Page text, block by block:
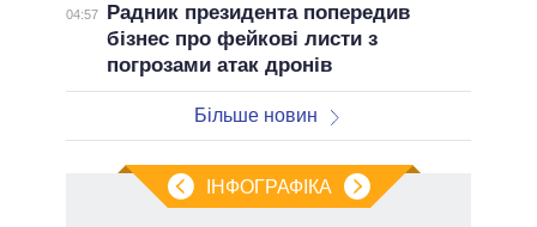
04:57
Радник президента попередив
бізнес про фейкові листи з
погрозами атак дронів
Більше новин
ІНФОГРАФІКА